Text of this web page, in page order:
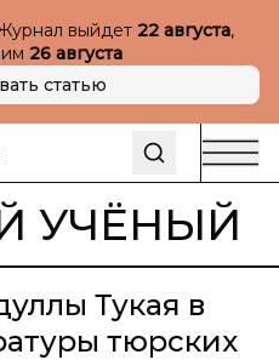
выйдет 22 августа,
26 августа
статью
УЧЁНЫЙ
Тукая в
тюрских